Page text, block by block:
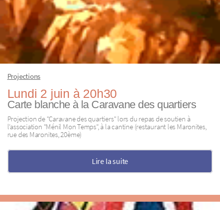
Projections
Lundi 2 juin à 20h30
Carte blanche à la Caravane des quartiers
Projection de "Caravane des quartiers" lors du repas de soutien à
l’association "Ménil Mon Temps", à la cantine (restaurant les Maronites,
rue des Maronites, 20ème)
Lire la suite